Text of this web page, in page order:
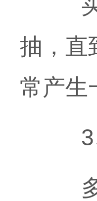
买
抽，直
常产生
3
多